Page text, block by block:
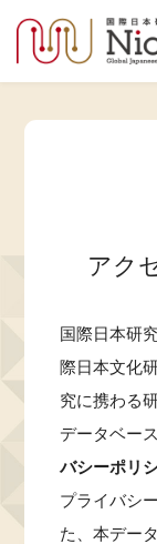
アク
国際日本研
際日本文化
究に携わる
データベー
バシーポリ
プライバシ
た、本デー